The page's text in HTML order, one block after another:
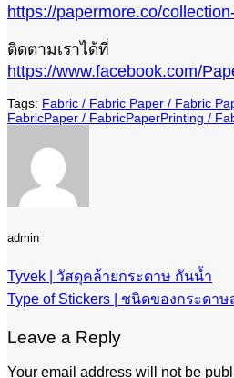
https://papermore.co/
ติดตามเราได้ที่
https://www.facebook.com/
Fabric Fabric Paper Fabric
FabricPaper
FabricPaperPrinting
admin
Tyvek | วัสดุคล้ายกระดาษ กันน้ำ
Type of Stickers | ชนิดของกระดาษ
Leave a Reply
Your email address will not be